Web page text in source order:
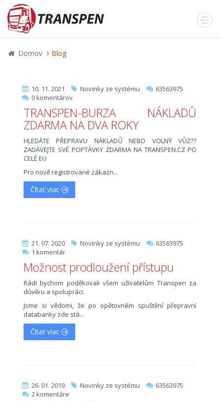
Domov Blog
10. 11. 2021 Novinky ze systému
63563975
0 komentárov
TRANSPEN-BURZA NÁKLADŮ
ZDARMA NA DVA ROKY
HLEDÁTE PŘEPRAVU NÁKLADŮ NEBO VOLNÝ VŮZ??
ZADÁVEJTE SVÉ POPTÁVKY ZDARMA NA TRANSPEN.CZ PO
CELÉ EU
Pro nově registrované zákazn...
Čítať viac
21. 07. 2020 Novinky ze systému
63563975
1 komentár
Možnost prodloužení přístupu
Rádi bychom poděkovali všem uživatelům Transpen za
důvěru a spolupráci.
Jsme si vědomi, že po opětovném spuštění přepravní
databanky zde stá...
Čítať viac
26. 01. 2019 Novinky ze systému
63563975
2 komentáre